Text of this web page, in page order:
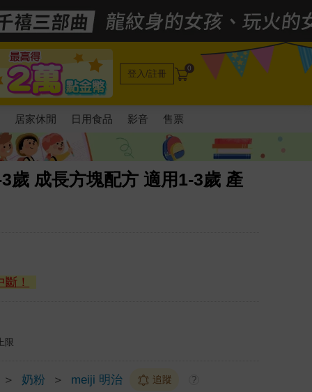
登入/註冊 0
居家休閒 日用食品 影音 售票
歲 成長方塊配方 適用1-3歲 產
！
限
＞ 奶粉 ＞ meiji 明治 追蹤 ?